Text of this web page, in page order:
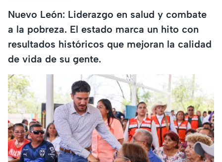
Nuevo León: Liderazgo en salud y combate
a la pobreza. El estado marca un hito con
resultados históricos que mejoran la calidad
de vida de su gente.